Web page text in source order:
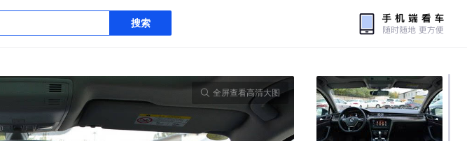
搜索
全屏查看高清大图